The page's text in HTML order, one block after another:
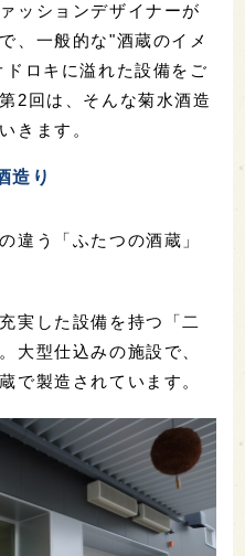
ッションデザイナーが
で、一般的な"酒蔵のイメ
ロキに溢れた設備をご
2回は、そんな菊水酒造
きます。
造り
違う「ふたつの酒蔵」
実した設備を持つ「二
大型仕込みの施設で、
で製造されています。